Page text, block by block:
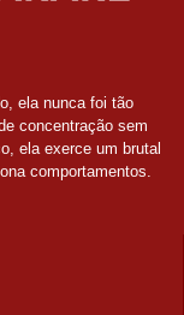
ela nunca foi tão
concentração sem
ela exerce um brutal
comportamentos.